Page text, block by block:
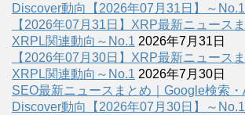
Discover動向【2026年07月31日】～No.1
【2026年07月31日】XRP最新ニュース
XRPL関連動向～No.1 2026年7月31日
【2026年07月30日】XRP最新ニュース
XRPL関連動向～No.1 2026年7月30日
SEO最新ニュースまとめ｜Google検索・
Discover動向【2026年07月30日】～No.1